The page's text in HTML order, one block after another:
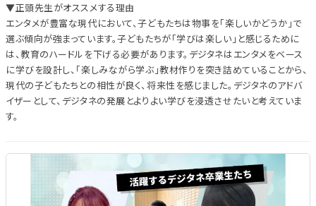
▼正頭先生がオススメする理由
エンタメが豊富な現代において、子どもたちは物事を「楽しいかどうか」で
選ぶ傾向が強まっています。子どもたちが「学びは楽しい」と感じるために
は、教育のハードルを下げる必要があります。デジタネはエンタメをベース
に学びを設計し、「楽しみながら学ぶ」教材作りを突き詰めていることから、
現代の子どもたちとの相性が良く、将来性を感じました。デジタネのアドバ
イザーとして、デジタネの発展とよりよい学びを浸透させたいと考えていま
す。